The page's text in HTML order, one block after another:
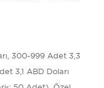
300-999 Adet 3,3
3,1 ABD Doları